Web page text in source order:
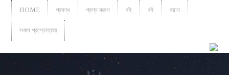
HOME প্রবন্ধ প্রশ্ন করুন বই বই বয়ান
সকল প্রশ্নোত্তর